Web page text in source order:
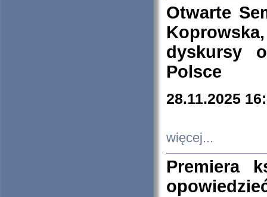
Otwarte
dyskursy
Polsce
28.11.2025
więcej...
Premiera